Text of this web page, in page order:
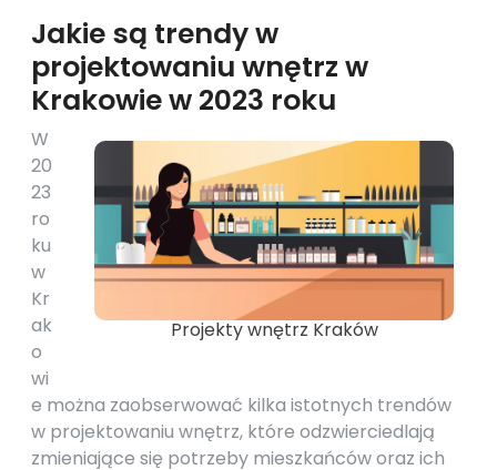
Jakie są trendy w
projektowaniu wnętrz w
Krakowie w 2023 roku
Projekty wnętrz Kraków
W
20
23
ro
ku
w
Kr
ak
o
wi
e można zaobserwować kilka istotnych trendów
w projektowaniu wnętrz, które odzwierciedlają
zmieniające się potrzeby mieszkańców oraz ich